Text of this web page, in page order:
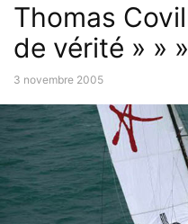
Thomas
de vérité » » »
3 novembre 2005